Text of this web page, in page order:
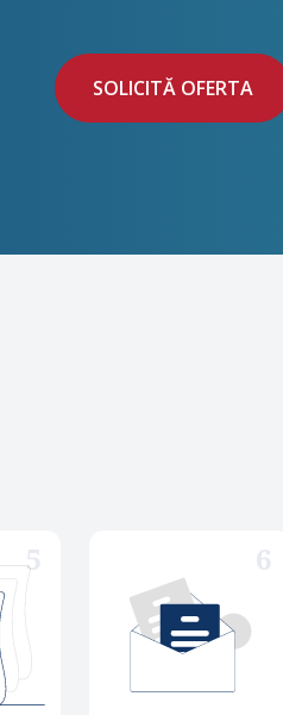
SOLICITĂ OFERTA
5 6